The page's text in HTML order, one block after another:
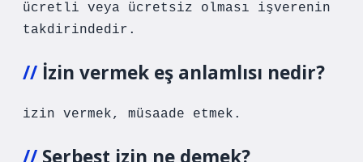
ücretli veya ücretsiz olması işverenin
takdirindedir.
İzin vermek eş anlamlısı nedir?
izin vermek, müsaade etmek.
Serbest izin ne demek?